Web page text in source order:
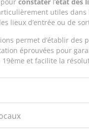
constater l’état des
utiles
lieux d’entrée ou de
permet d’établir
éprouvées pour
et facilite la